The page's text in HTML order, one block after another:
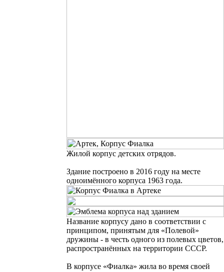
Жилой корпус детских отрядов.
Здание построено в 2016 году на месте
одноимённого корпуса 1963 года.
Название корпусу дано в соответствии с
принципом, принятым для «Полевой»
дружины - в честь одного из полевых цветов,
распространённых на территории СССР.
В корпусе «Фиалка» жила во время своей